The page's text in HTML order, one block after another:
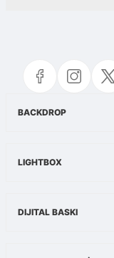
Görüş ve önerileriniz
Ürün resmi kalitesiz,
BACKDROP
LIGHTBOX
DIJITAL BASKI